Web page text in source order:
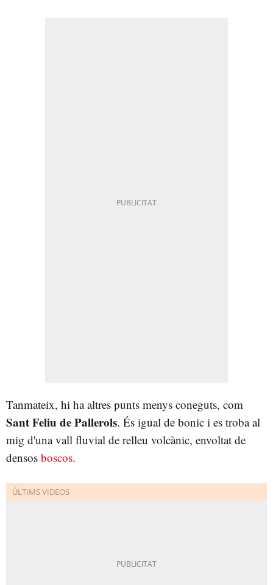
Tanmateix, hi ha altres punts menys coneguts, com
Sant Feliu de Pallerols. És igual de bonic i es troba al
mig d'una vall fluvial de relleu volcànic, envoltat de
densos boscos.